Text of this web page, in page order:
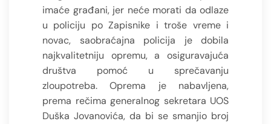
imaće građani, jer neće morati da odlaze
u policiju po Zapisnike i troše vreme i
novac, saobraćajna policija je dobila
najkvalitetniju opremu, a osiguravajuća
društva pomoć u sprečavanju
zloupotreba. Oprema je nabavljena,
prema rečima generalnog sekretara UOS
Duška Jovanovića, da bi se smanjio broj